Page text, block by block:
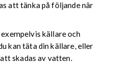
att tänka på följande när
källare och
kan täta din källare, eller
skadas av vatten.